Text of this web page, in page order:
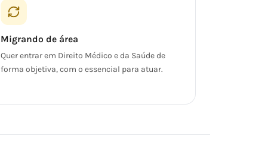
Migrando de área
Quer entrar em Direito Médico e da Saúde de
forma objetiva, com o essencial para atuar.